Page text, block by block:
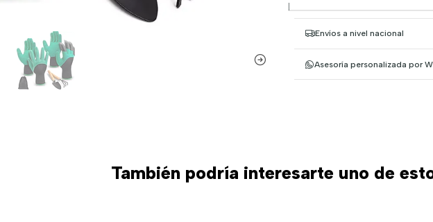
|
Envíos a nivel nacional
Asesoría personalizada por
También podría interesarte uno de